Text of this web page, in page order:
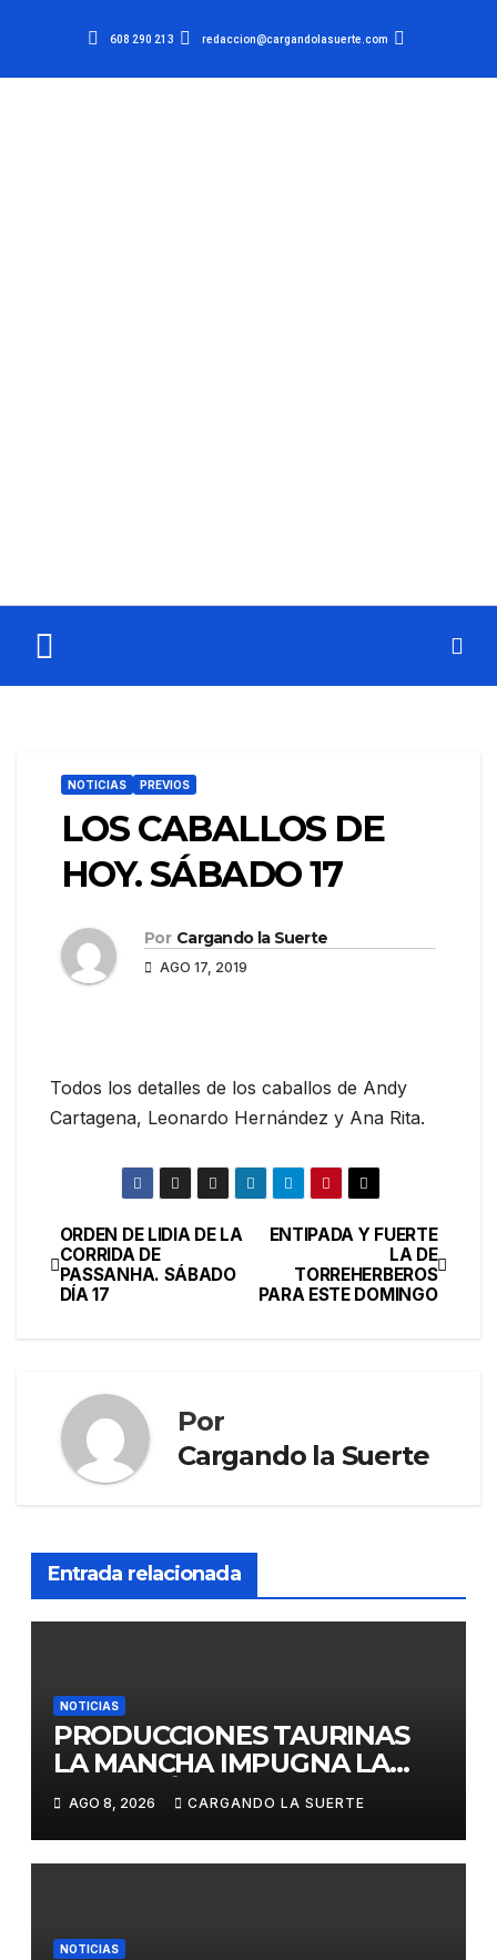
608 290 213 redaccion@cargandolasuerte.com
NOTICIAS PREVIOS
LOS CABALLOS DE
HOY. SÁBADO 17
Por Cargando la Suerte
AGO 17, 2019
Todos los detalles de los caballos de Andy
Cartagena, Leonardo Hernández y Ana Rita.
ENTIPADA Y FUERTE
LA DE
TORREHERBEROS
PARA ESTE DOMINGO
ORDEN DE LIDIA DE LA
CORRIDA DE
PASSANHA. SÁBADO
DÍA 17
Por
Cargando la Suerte
Entrada relacionada
NOTICIAS
PRODUCCIONES TAURINAS
LA MANCHA IMPUGNA LA
LICITACIÓN DE LA CORRIDA
DE DAIMIEL AL CONSIDERAR
VULNERADA LA LIBRE
COMPETENCIA
AGO 8, 2026 CARGANDO LA SUERTE
NOTICIAS